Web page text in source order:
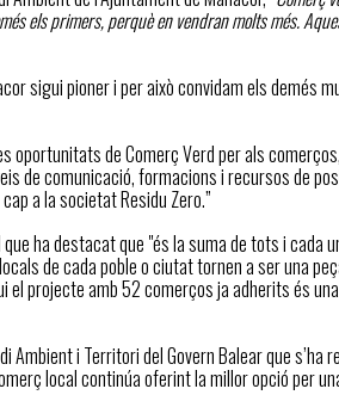
els primers, perquè en vendran molts més.
sigui pioner i per això convidam els demés
oportunitats de Comerç Verd per als
de comunicació, formacions i recursos de
a la societat Residu Zero.”
que ha destacat que "és la suma de tots i cada
de cada poble o ciutat tornen a ser una
projecte amb 52 comerços ja adherits és
Ambient i Territori del Govern Balear que
local continúa oferint la millor opció per